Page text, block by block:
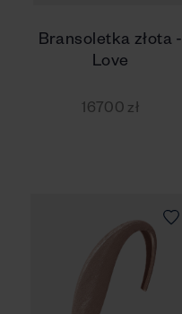
Bransoletka złota -
Love
16700 zł